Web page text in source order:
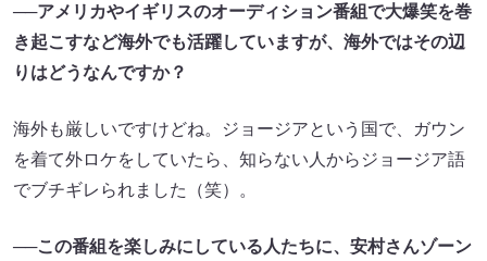
──アメリカやイギリスのオーディション番組で大爆笑を巻
き起こすなど海外でも活躍していますが、海外ではその辺
りはどうなんですか？
海外も厳しいですけどね。ジョージアという国で、ガウン
を着て外ロケをしていたら、知らない人からジョージア語
でブチギレられました（笑）。
──この番組を楽しみにしている人たちに、安村さんゾーン